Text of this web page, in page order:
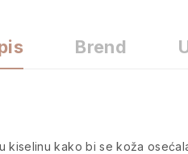
Brend
kiselinu kako bi se koža